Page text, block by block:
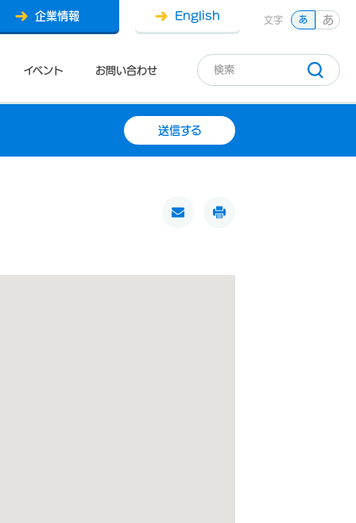
イベント お問い合わせ
企業情報 English 文字 あ あ
送信する